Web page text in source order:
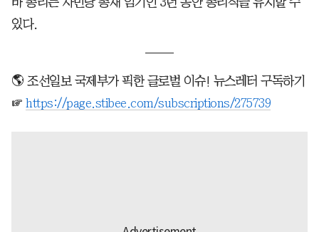
있다.
🌎 조선일보 국제부가 픽한 글로벌 이슈! 뉴스레터 구독하기
☞ https://page.stibee.com/subscriptions/275739